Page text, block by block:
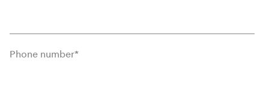
Phone number*